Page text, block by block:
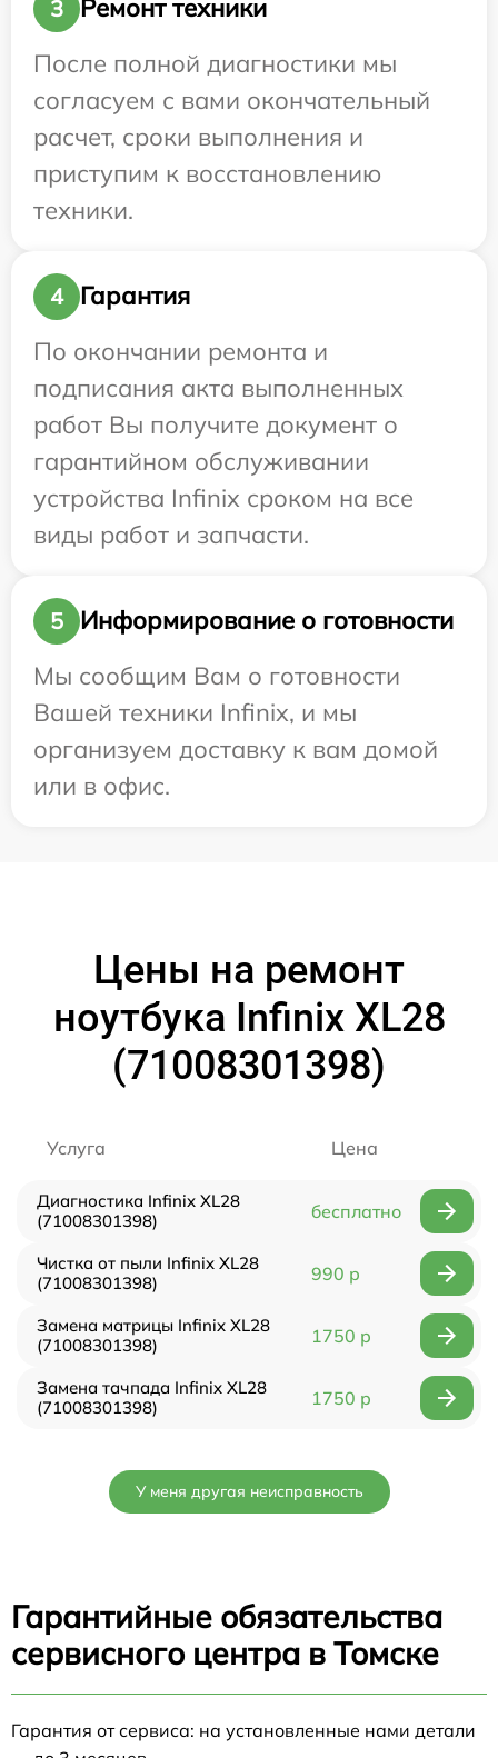
3
Ремонт техники
После полной диагностики мы
согласуем с вами окончательный
расчет, сроки выполнения и
приступим к восстановлению
техники.
4
Гарантия
По окончании ремонта и
подписания акта выполненных
работ Вы получите документ о
гарантийном обслуживании
устройства Infinix сроком на все
виды работ и запчасти.
5
Информирование о готовности
Мы сообщим Вам о готовности
Вашей техники Infinix, и мы
организуем доставку к вам домой
или в офис.
Цены на ремонт
ноутбука Infinix XL28
(71008301398)
Услуга Цена
Диагностика Infinix XL28
(71008301398)
бесплатно
Чистка от пыли Infinix XL28
(71008301398)
990 р
Замена матрицы Infinix XL28
(71008301398)
1750 р
Замена тачпада Infinix XL28
(71008301398)
1750 р
У меня другая неисправность
Гарантийные обязательства
сервисного центра в Томске
Гарантия от сервиса: на установленные нами детали